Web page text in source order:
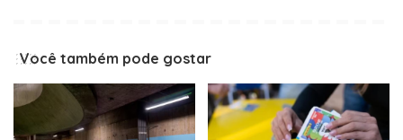
Você também pode gostar